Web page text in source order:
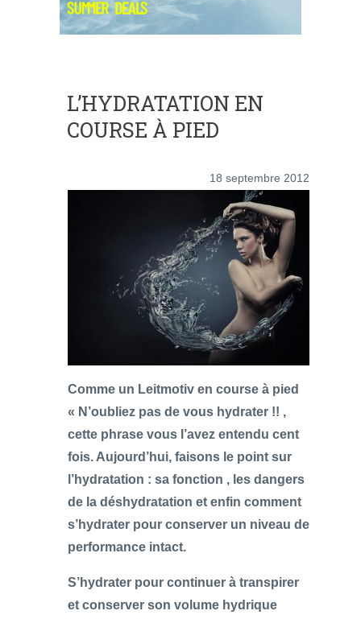
L’HYDRATATION EN
COURSE À PIED
18 septembre 2012
Comme un Leitmotiv en course à pied
« N’oubliez pas de vous hydrater !! ,
cette phrase vous l’avez entendu cent
fois. Aujourd’hui, faisons le point sur
l’hydratation : sa fonction , les dangers
de la déshydratation et enfin comment
s’hydrater pour conserver un niveau de
performance intact.
S’hydrater pour continuer à transpirer
et conserver son volume hydrique